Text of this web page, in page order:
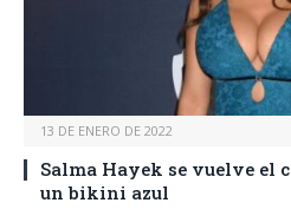
13 DE ENERO DE 2022
Salma Hayek se vuelve el
un bikini azul